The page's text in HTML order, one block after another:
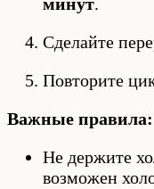
Сделайте
Повторите
Важные правила:
Не держите
возможен